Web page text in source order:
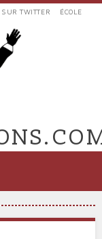
TWITTER ÉCOLE